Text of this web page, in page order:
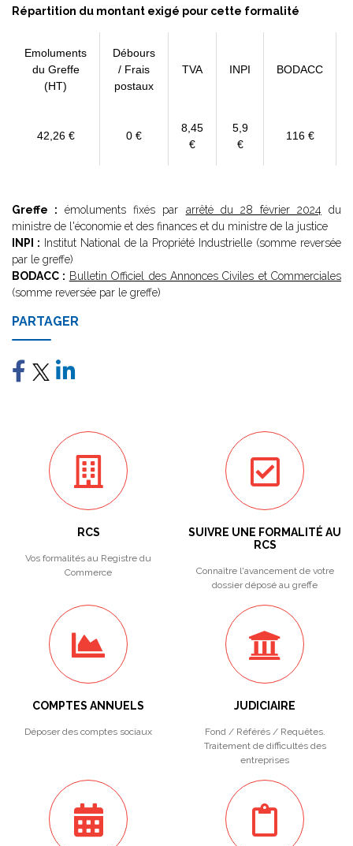
Répartition du montant exigé pour cette formalité
Emoluments
du Greffe
(HT)
Débours
/ Frais
postaux
TVA INPI BODACC
42,26 € 0 €
8,45
€
5,9
€
116 €
Greffe : émoluments fixés par arrêté du 28 février 2024 du
ministre de l'économie et des finances et du ministre de la justice
INPI : Institut National de la Propriété Industrielle (somme reversée
par le greffe)
BODACC : Bulletin Officiel des Annonces Civiles et Commerciales
(somme reversée par le greffe)
PARTAGER
RCS
Vos formalités au Registre du
Commerce
SUIVRE UNE FORMALITÉ AU
RCS
Connaître l'avancement de votre
dossier déposé au greffe
COMPTES ANNUELS
Déposer des comptes sociaux
JUDICIAIRE
Fond / Référés / Requêtes.
Traitement de difficultés des
entreprises